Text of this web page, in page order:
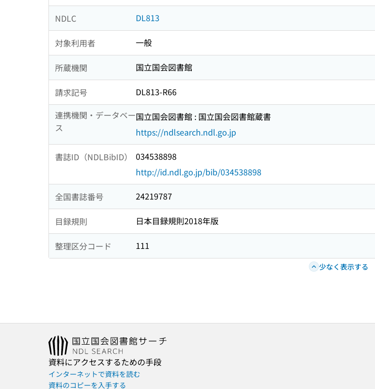
NDLC DL813
対象利用者 一般
所蔵機関 国立国会図書館
請求記号
DL813-R66
連携機関・データベー
ス
国立国会図書館 : 国立国会図書館蔵書
https://ndlsearch.ndl.go.jp
書誌ID（NDLBibID）
034538898
http://id.ndl.go.jp/bib/034538898
全国書誌番号 24219787
目録規則 日本目録規則2018年版
整理区分コード 111
少なく表示する
資料にアクセスするための手段
インターネットで資料を読む
資料のコピーを入手する